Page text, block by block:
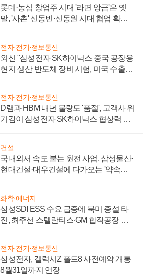
롯데·농심 창업주 시대 '라면 앙금'은 옛
말, '사촌' 신동빈·신동원 시대 협업 확대
전자·전기·정보통신
외신 "삼성전자 SK하이닉스 중국 공장용
현지 생산 반도체 장비 시험, 미국 수출통
전자·전기·정보통신
D램과 HBM 내년 물량도 '품절', 고객사 위
기감이 삼성전자 SK하이닉스 협상력 더
건설
국내외서 속도 붙는 원전 사업, 삼성물산·
현대건설·대우건설에 다가오는 '약속의
화학·에너지
삼성SDI ESS 수요 급증에 북미 증설 타
진, 최주선 스텔란티스·GM 합작공장 건
전자·전기·정보통신
삼성전자, 갤럭시Z 폴드8 사전예약 개통
8월31일까지 연장